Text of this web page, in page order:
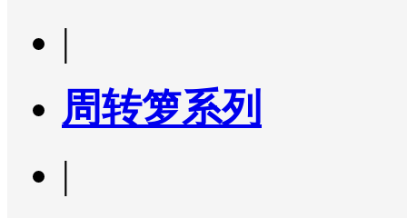
|
周转箩系列
|